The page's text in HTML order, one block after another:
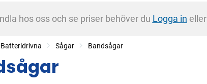
hos oss och se priser behöver du Logga in eller
Batteridrivna Sågar Bandsågar